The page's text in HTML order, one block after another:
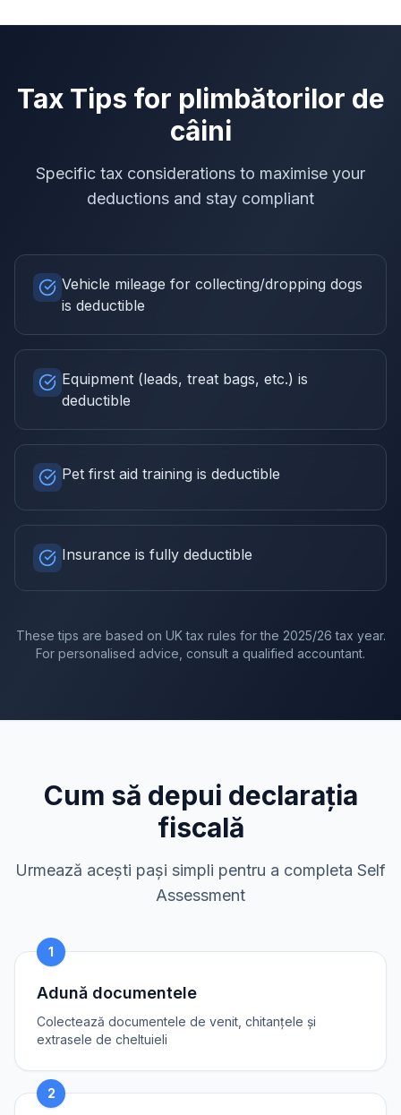
Tax Tips for plimbătorilor de
câini
Specific tax considerations to maximise your
deductions and stay compliant
Vehicle mileage for collecting/dropping dogs
is deductible
Equipment (leads, treat bags, etc.) is
deductible
Pet first aid training is deductible
Insurance is fully deductible
These tips are based on UK tax rules for the 2025/26 tax year.
For personalised advice, consult a qualified accountant.
Cum să depui declarația
fiscală
Urmează acești pași simpli pentru a completa Self
Assessment
1
Adună documentele
Colectează documentele de venit, chitanțele și
extrasele de cheltuieli
2